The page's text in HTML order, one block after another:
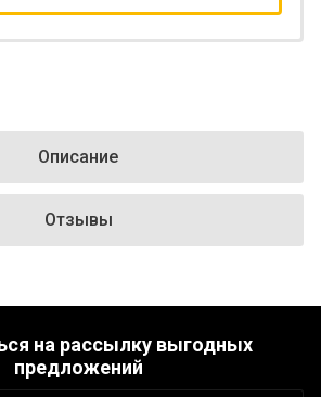
Описание
Отзывы
на рассылку выгодных
предложений